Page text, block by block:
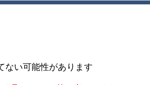
ない可能性があります